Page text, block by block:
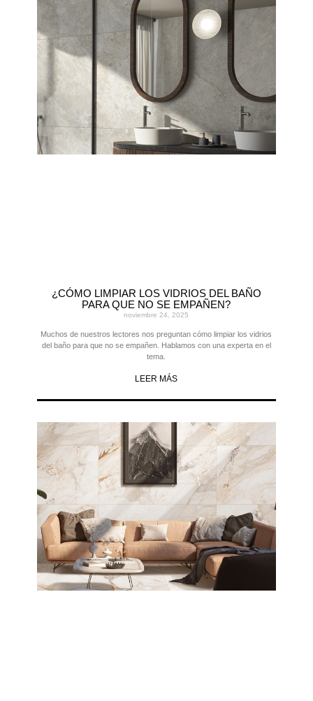
¿CÓMO LIMPIAR LOS VIDRIOS DEL BAÑO
PARA QUE NO SE EMPAÑEN?
noviembre 24, 2025
Muchos de nuestros lectores nos preguntan cómo limpiar los vidrios
del baño para que no se empañen. Hablamos con una experta en el
tema.
LEER MÁS